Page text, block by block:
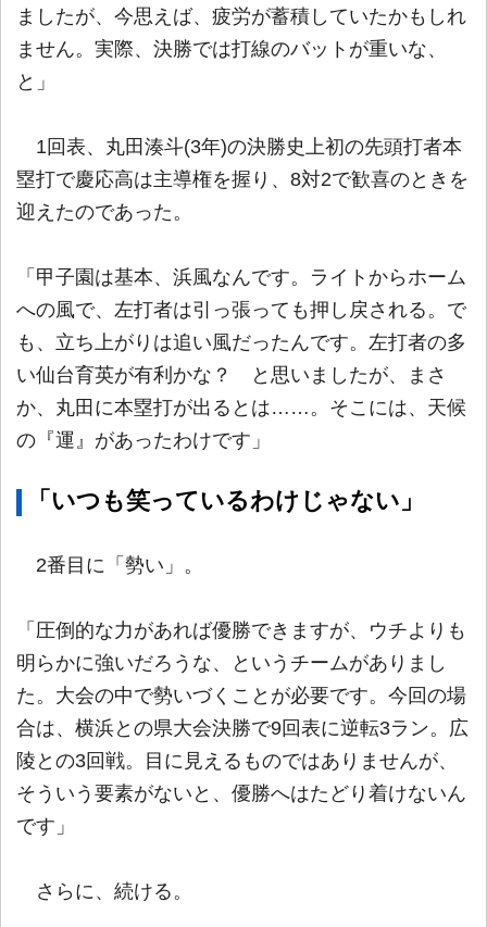
ましたが、今思えば、疲労が蓄積していたかもしれ
ません。実際、決勝では打線のバットが重いな、
と」
1回表、丸田湊斗(3年)の決勝史上初の先頭打者本
塁打で慶応高は主導権を握り、8対2で歓喜のときを
迎えたのであった。
「甲子園は基本、浜風なんです。ライトからホーム
への風で、左打者は引っ張っても押し戻される。で
も、立ち上がりは追い風だったんです。左打者の多
い仙台育英が有利かな？ と思いましたが、まさ
か、丸田に本塁打が出るとは……。そこには、天候
の『運』があったわけです」
「いつも笑っているわけじゃない」
2番目に「勢い」。
「圧倒的な力があれば優勝できますが、ウチよりも
明らかに強いだろうな、というチームがありまし
た。大会の中で勢いづくことが必要です。今回の場
合は、横浜との県大会決勝で9回表に逆転3ラン。広
陵との3回戦。目に見えるものではありませんが、
そういう要素がないと、優勝へはたどり着けないん
です」
さらに、続ける。